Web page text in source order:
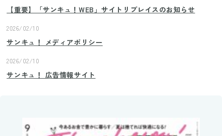
【重要】「サンキュ！WEB」サイトリプレイスのお知らせ
2026/02/10
サンキュ！ メディアポリシー
2026/02/10
サンキュ！ 広告情報サイト